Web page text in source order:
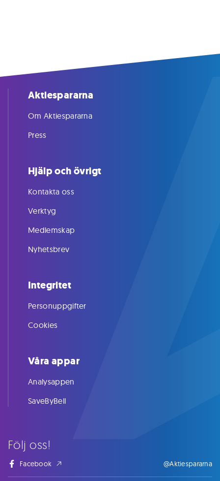
Följ oss!
Facebook @Aktiespararna
Aktiespararna
Om Aktiespararna
Press
Hjälp och övrigt
Kontakta oss
Verktyg
Medlemskap
Nyhetsbrev
Integritet
Personuppgifter
Cookies
Våra appar
Analysappen
SaveByBell